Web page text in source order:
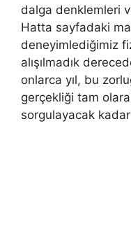
dalga denklemleri ve
Hatta sayfadaki
deneyimlediğimiz
alışılmadık
onlarca yıl, bu
gerçekliği tam
sorgulayacak